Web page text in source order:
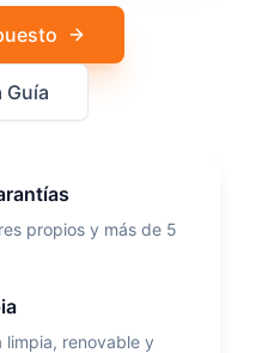
Guía
propios y más de 5
limpia, renovable y